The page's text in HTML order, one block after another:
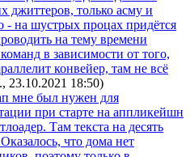
джиттеров, только асму и
- на шустрых процах придётся
на тему времени
в зависимости от того,
конвейер, там не всё
23.10.2021 18:50)
мне был нужен для
при старте на аппликейшн
Там текста на десять
что дома нет